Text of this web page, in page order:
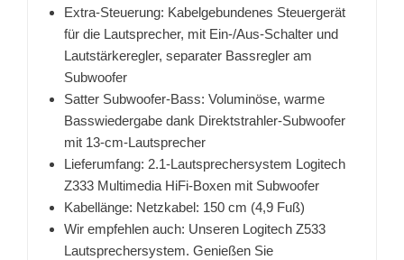
Extra-Steuerung: Kabelgebundenes Steuergerät
für die Lautsprecher, mit Ein-/Aus-Schalter und
Lautstärkeregler, separater Bassregler am
Subwoofer
Satter Subwoofer-Bass: Voluminöse, warme
Basswiedergabe dank Direktstrahler-Subwoofer
mit 13-cm-Lautsprecher
Lieferumfang: 2.1-Lautsprechersystem Logitech
Z333 Multimedia HiFi-Boxen mit Subwoofer
Kabellänge: Netzkabel: 150 cm (4,9 Fuß)
Wir empfehlen auch: Unseren Logitech Z533
Lautsprechersystem. Genießen Sie